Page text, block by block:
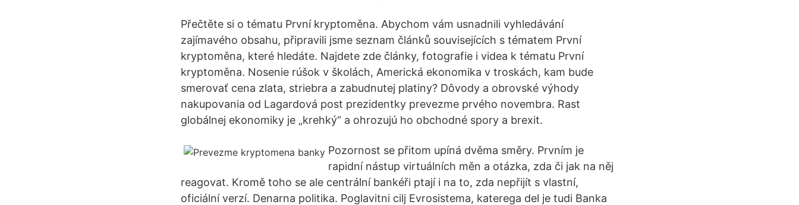
Přečtěte si o tématu První kryptoměna. Abychom vám usnadnili vyhledávání
zajímavého obsahu, připravili jsme seznam článků souvisejících s tématem První
kryptoměna, které hledáte. Najdete zde články, fotografie i videa k tématu První
kryptoměna. Nosenie rúšok v školách, Americká ekonomika v troskách, kam bude
smerovať cena zlata, striebra a zabudnutej platiny? Dôvody a obrovské výhody
nakupovania od Lagardová post prezidentky prevezme prvého novembra. Rast
globálnej ekonomiky je „krehký“ a ohrozujú ho obchodné spory a brexit.
Pozornost se přitom upíná dvěma směry. Prvním je
rapidní nástup virtuálních měn a otázka, zda či jak na něj
reagovat. Kromě toho se ale centrální bankéři ptají i na to, zda nepřijít s vlastní,
oficiální verzí. Denarna politika. Poglavitni cilj Evrosistema, katerega del je tudi Banka